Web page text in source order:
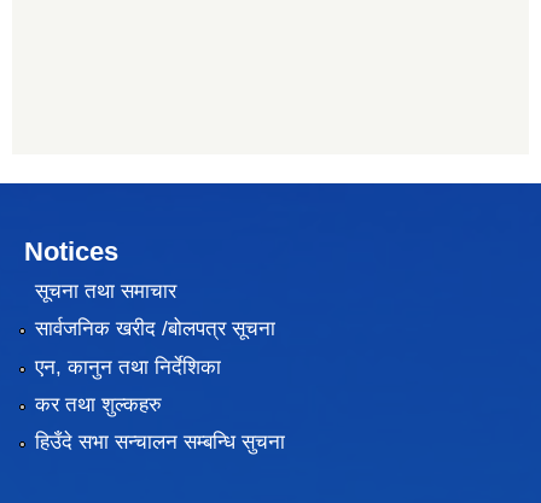
Notices
सूचना तथा समाचार
सार्वजनिक खरीद /बोलपत्र सूचना
एन, कानुन तथा निर्देशिका
कर तथा शुल्कहरु
हिउँदे सभा सन्चालन सम्बन्धि सुचना